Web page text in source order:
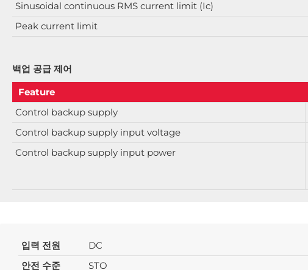
Sinusoidal continuous RMS current limit (Ic)
Peak current limit
백업 공급 제어
Feature
Control backup supply
Control backup supply input voltage
Control backup supply input power
입력 전원
DC
안전 수준
STO